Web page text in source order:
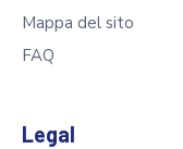
Mappa del sito
FAQ
Legal